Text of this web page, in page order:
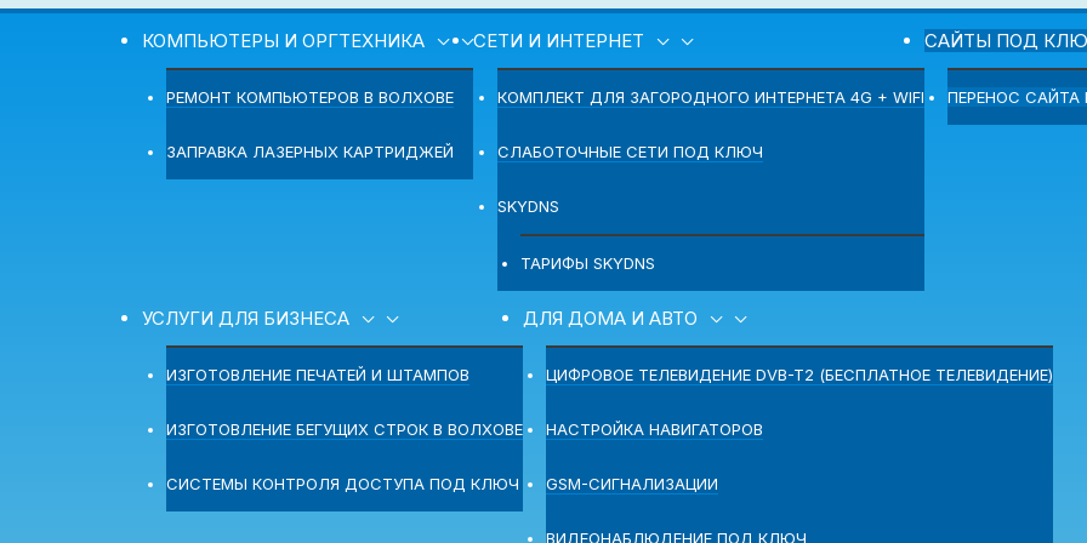
КОМПЬЮТЕРЫ И ОРГТЕХНИКА
РЕМОНТ КОМПЬЮТЕРОВ В ВОЛХОВЕ
ЗАПРАВКА ЛАЗЕРНЫХ КАРТРИДЖЕЙ
СЕТИ И ИНТЕРНЕТ
КОМПЛЕКТ ДЛЯ ЗАГОРОДНОГО ИНТЕРНЕТА 4G + WIFI
СЛАБОТОЧНЫЕ СЕТИ ПОД КЛЮЧ
SKYDNS
ТАРИФЫ SKYDNS
САЙТЫ ПОД
ПЕРЕНОС САЙТА
УСЛУГИ ДЛЯ БИЗНЕСА
ИЗГОТОВЛЕНИЕ ПЕЧАТЕЙ И ШТАМПОВ
ИЗГОТОВЛЕНИЕ БЕГУЩИХ СТРОК В ВОЛХОВЕ
СИСТЕМЫ КОНТРОЛЯ ДОСТУПА ПОД КЛЮЧ
ДЛЯ ДОМА И АВТО
ЦИФРОВОЕ ТЕЛЕВИДЕНИЕ DVB-T2 (БЕСПЛАТНОЕ ТЕЛЕВИДЕНИЕ)
НАСТРОЙКА НАВИГАТОРОВ
GSM-СИГНАЛИЗАЦИИ
ВИДЕОНАБЛЮДЕНИЕ ПОД КЛЮЧ